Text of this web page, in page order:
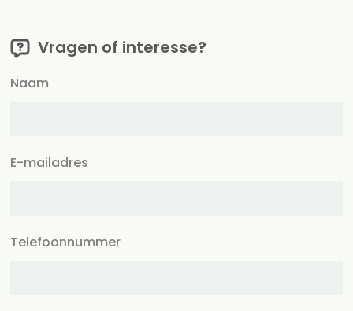
Vragen of interesse?
Naam
E-mailadres
Telefoonnummer